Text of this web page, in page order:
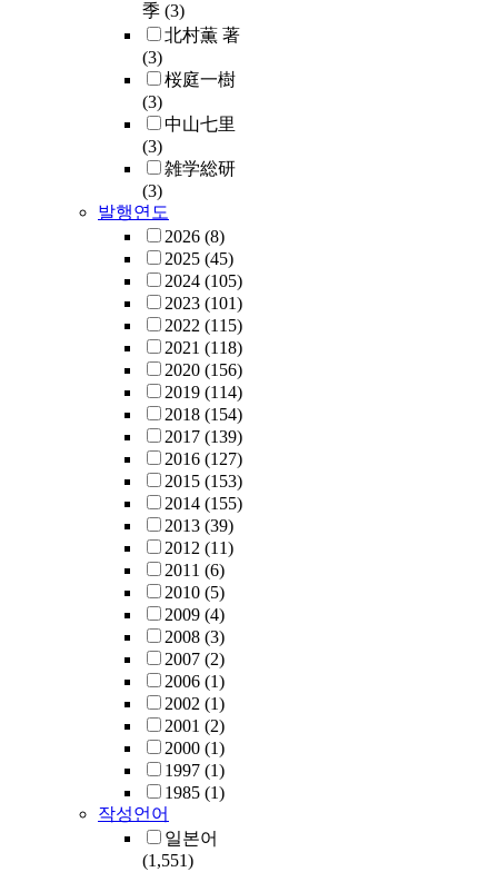
季 (3)
北村薫 著
(3)
桜庭一樹
(3)
中山七里
(3)
雑学総研
(3)
발행연도
2026 (8)
2025 (45)
2024 (105)
2023 (101)
2022 (115)
2021 (118)
2020 (156)
2019 (114)
2018 (154)
2017 (139)
2016 (127)
2015 (153)
2014 (155)
2013 (39)
2012 (11)
2011 (6)
2010 (5)
2009 (4)
2008 (3)
2007 (2)
2006 (1)
2002 (1)
2001 (2)
2000 (1)
1997 (1)
1985 (1)
작성언어
일본어
(1,551)